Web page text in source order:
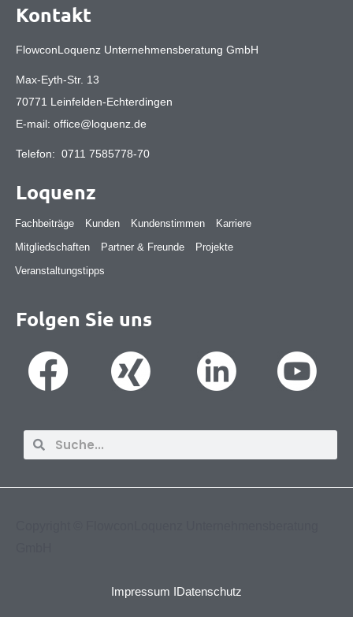
Kontakt
FlowconLoquenz Unternehmensberatung GmbH
Max-Eyth-Str. 13
70771 Leinfelden-Echterdingen
E-mail: office@loquenz.de
Telefon: 0711 7585778-70
Loquenz
Fachbeiträge Kunden Kundenstimmen
Karriere
Mitgliedschaften
Partner & Freunde
Projekte
Veranstaltungstipps
Folgen Sie uns
Impressum IDatenschutz